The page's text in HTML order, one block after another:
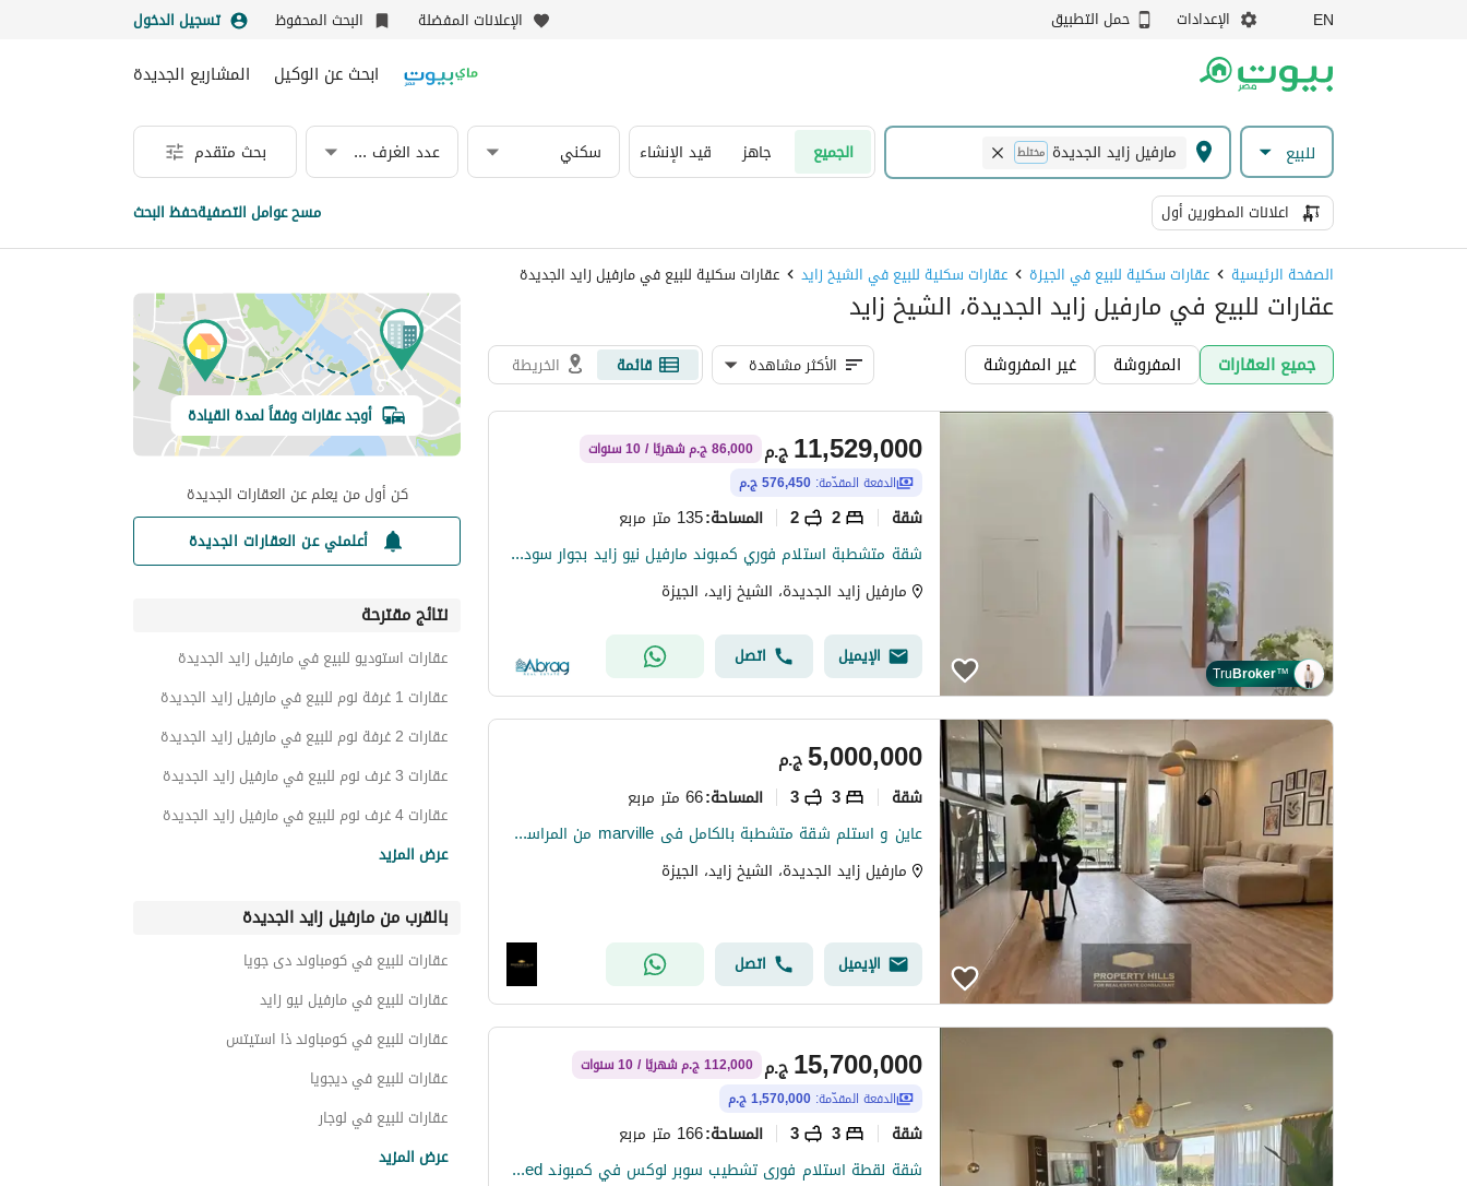
EN الإعدادات حمل التطبيق الإعلانات المفضلة البحث المحفوظ تسجيل الدخول
ابحث عن الوكيل المشاريع الجديدة
للبيع مارفيل زايد الجديدة مختلط الجميع جاهز قيد الإنشاء سكني عدد الغرف & الحمامات بحث متقدم
اعلانات المطورين أول مسح عوامل التصفيةحفظ البحث
الصفحة الرئيسية عقارات سكنية للبيع في الجيزة عقارات سكنية للبيع في الشيخ زايد عقارات سكنية للبيع في مارفيل زايد الجديدة
عقارات للبيع في مارفيل زايد الجديدة، الشيخ زايد
جميع العقارات المفروشة غير المفروشة الأكثر مشاهدة قائمة الخريطة
TruBroker™
ج.م11,529,000
86,000 ج.م شهريًا / 10 سنوات
الدفعة المقدّمة: 576,450 ج.م
شقة 2
2 المساحة:135 متر مربع
شقة متشطبة استلام فوري كمبوند مارفيل نيو زايد بجوار سوديك و مطار سفينكس اميز لوكيشن في المشروع مقدم 5% ع 10 سنين
مارفيل زايد الجديدة، الشيخ زايد، الجيزة
الإيميل اتصل
ج.م5,000,000
شقة 3
3 المساحة:66 متر مربع
عاين و استلم شقة متشطبة بالكامل فى marville من المراسم امام مطار سفنكس مباشرة
مارفيل زايد الجديدة، الشيخ زايد، الجيزة
الإيميل اتصل
ج.م15,700,000
112,000 ج.م شهريًا / 10 سنوات
الدفعة المقدّمة: 1,570,000 ج.م
شقة 3
3 المساحة:166 متر مربع
شقة لقطة استلام فورى تشطيب سوبر لوكس في كمبوند Marville New Zayed
أوجد عقارات وفقاً لمدة القيادة
كن أول من يعلم عن العقارات الجديدة
أعلمني عن العقارات الجديدة
نتائج مقترحة
عقارات استوديو للبيع في مارفيل زايد الجديدة
عقارات 1 غرفة نوم للبيع في مارفيل زايد الجديدة
عقارات 2 غرفة نوم للبيع في مارفيل زايد الجديدة
عقارات 3 غرف نوم للبيع في مارفيل زايد الجديدة
عقارات 4 غرف نوم للبيع في مارفيل زايد الجديدة
عرض المزيد
بالقرب من مارفيل زايد الجديدة
عقارات للبيع في كومباوند دى جويا
عقارات للبيع في مارفيل نيو زايد
عقارات للبيع في كومباوند ذا استيتس
عقارات للبيع في ديجويا
عقارات للبيع في لوجار
عرض المزيد